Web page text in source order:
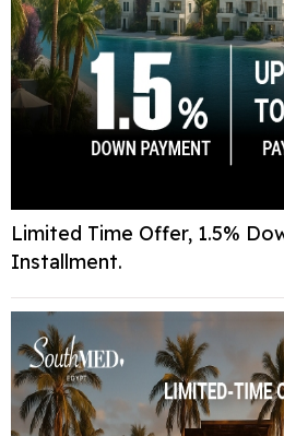
Limited Time Offer, 1.5%
Installment.